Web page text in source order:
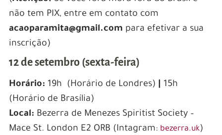
não tem PIX, entre em contato com
acaoparamita@gmail.com para efetivar a sua
inscrição)
12 de setembro (sexta-feira)
Horário: 19h (Horário de Londres)
15h
(Horário de Brasília)
Local: Bezerra de Menezes Spiritist Society –
Mace St. London E2 ORB (Intagram: bezerra.uk)